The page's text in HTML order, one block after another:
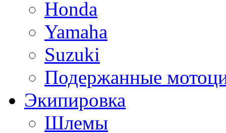
Honda
Yamaha
Suzuki
Подержанные
Экипировка
Шлемы